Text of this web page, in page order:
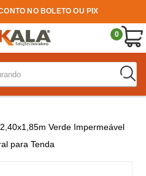
NO BOLETO OU PIX
0
Verde Impermeável
para Tenda